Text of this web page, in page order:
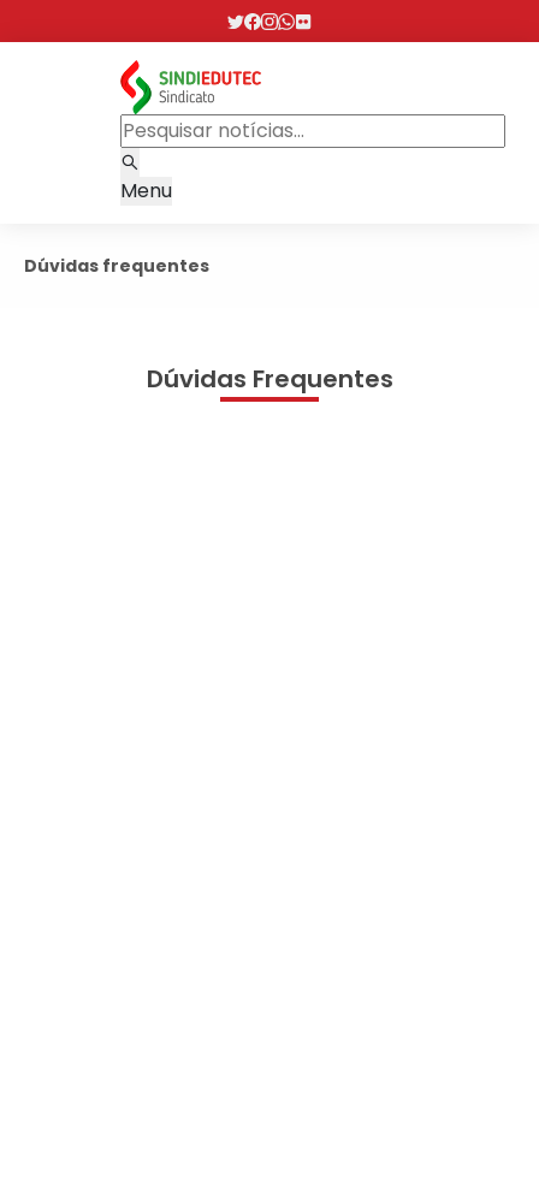
Menu
Dúvidas frequentes
Dúvidas Frequentes